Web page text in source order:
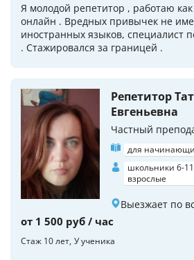
Я молодой репетитор , работаю
онлайн . Вредных привычек не
иностранных языков, специалист
. Стажировался за границей .
Репетитор
Евгеньевна
Частный
для
школьники 6-11
взрослые
Выезжает по
от 1 500 руб / час
Стаж 10 лет У ученика